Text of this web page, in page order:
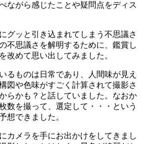
ながら感じたことや疑問点をディス
グッと引き込まれてしまう不思議さ
不思議さを解明するために、鑑賞し
改めて思い出してみました。
るものは日常であり、人間味が見え
図や色味がすごく計算されて撮影さ
らかも？と話していました。なおか
数を撮って、選定して・・・という
想できました。
カメラを手にお出かけをしてきまし